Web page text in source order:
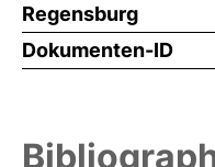
Regensburg
Dokumenten-ID